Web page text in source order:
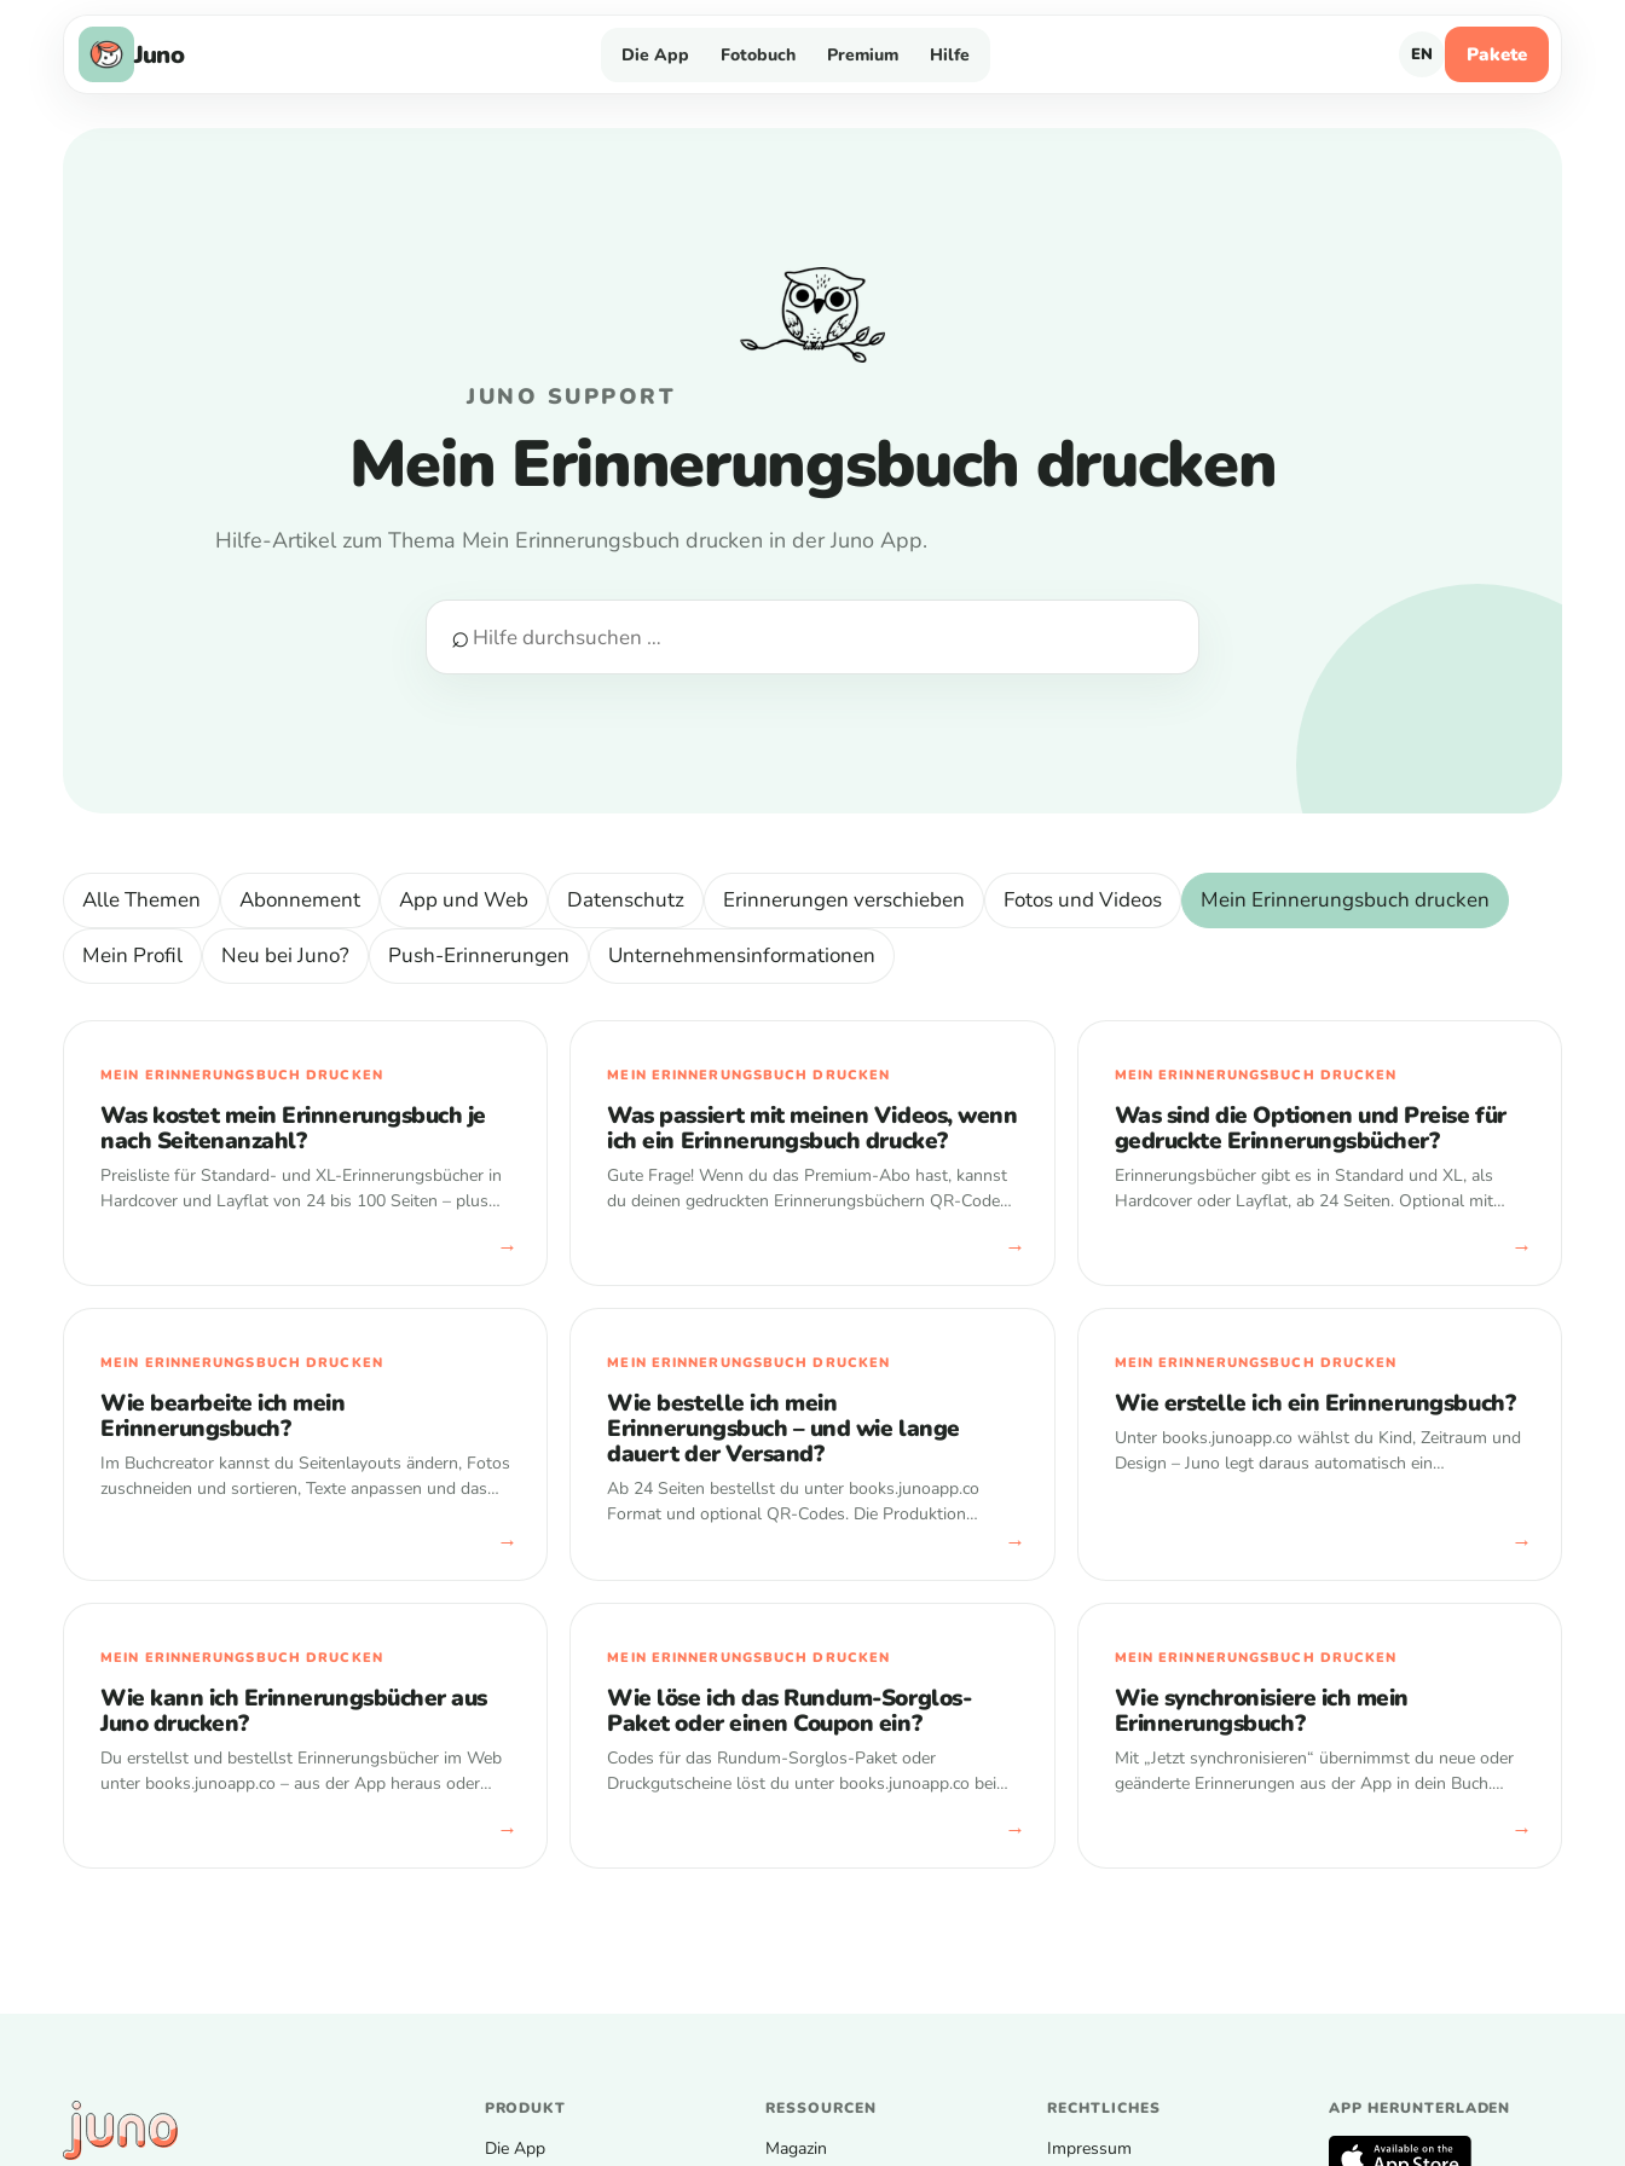
Juno Die App Fotobuch Premium Hilfe EN Pakete
JUNO SUPPORT
Mein Erinnerungsbuch drucken
Hilfe-Artikel zum Thema Mein Erinnerungsbuch drucken in der Juno App.
⌕
Alle Themen Abonnement App und Web Datenschutz Erinnerungen verschieben Fotos und Videos
Mein Erinnerungsbuch drucken
Mein Profil
Neu bei Juno? Push-Erinnerungen Unternehmensinformationen
MEIN ERINNERUNGSBUCH DRUCKEN
Was kostet mein Erinnerungsbuch je
nach Seitenanzahl?
Preisliste für Standard- und XL-Erinnerungsbücher in
Hardcover und Layflat von 24 bis 100 Seiten – plus
→
MEIN ERINNERUNGSBUCH DRUCKEN
Was passiert mit meinen Videos, wenn
ich ein Erinnerungsbuch drucke?
Gute Frage! Wenn du das Premium-Abo hast, kannst
du deinen gedruckten Erinnerungsbüchern QR-Codes
scannen kannst. Anschließend kannst du deine Videos→
MEIN ERINNERUNGSBUCH DRUCKEN
Was sind die Optionen und Preise für
gedruckte Erinnerungsbücher?
Erinnerungsbücher gibt es in Standard und XL, als
Hardcover oder Layflat, ab 24 Seiten. Optional mit
→
MEIN ERINNERUNGSBUCH DRUCKEN
Wie bearbeite ich mein
Erinnerungsbuch?
Im Buchcreator kannst du Seitenlayouts ändern, Fotos
zuschneiden und sortieren, Texte anpassen und das
→
MEIN ERINNERUNGSBUCH DRUCKEN
Wie bestelle ich mein
Erinnerungsbuch – und wie lange
dauert der Versand?
Ab 24 Seiten bestellst du unter books.junoapp.co
Format und optional QR-Codes. Die Produktion
→
MEIN ERINNERUNGSBUCH DRUCKEN
Wie erstelle ich ein Erinnerungsbuch?
Unter books.junoapp.co wählst du Kind, Zeitraum und
Design – Juno legt daraus automatisch ein
→
MEIN ERINNERUNGSBUCH DRUCKEN
Wie kann ich Erinnerungsbücher aus
Juno drucken?
Du erstellst und bestellst Erinnerungsbücher im Web
unter books.junoapp.co – aus der App heraus oder
→
MEIN ERINNERUNGSBUCH DRUCKEN
Wie löse ich das Rundum-Sorglos-
Paket oder einen Coupon ein?
Codes für das Rundum-Sorglos-Paket oder
Druckgutscheine löst du unter books.junoapp.co bei
→
MEIN ERINNERUNGSBUCH DRUCKEN
Wie synchronisiere ich mein
Erinnerungsbuch?
Mit „Jetzt synchronisieren“ übernimmst du neue oder
geänderte Erinnerungen aus der App in dein Buch.
→
PRODUKT
Die App
RESSOURCEN
Magazin
RECHTLICHES
Impressum
APP HERUNTERLADEN